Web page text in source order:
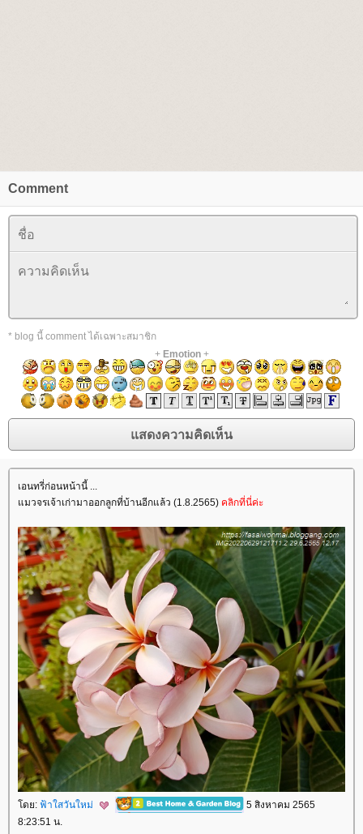
Comment
* blog นี้ comment ได้เฉพาะสมาชิก
+ Emotion+
เอนทรี่ก่อนหน้านี้ ...
มวจรเจ้าเก่ามาออกลูกที่บ้านอีกแล้ว (1.8.2565) คลิกที่นี่ค่ะ
ดย: ฟ้าใสวันใหม่
5 สิงหาคม 2565
8:23:51 น.